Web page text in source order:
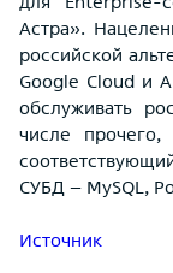
Астра».
российской
Google Cloud и
обслуживать
числе прочего,
СУБД – MySQL,
Источник